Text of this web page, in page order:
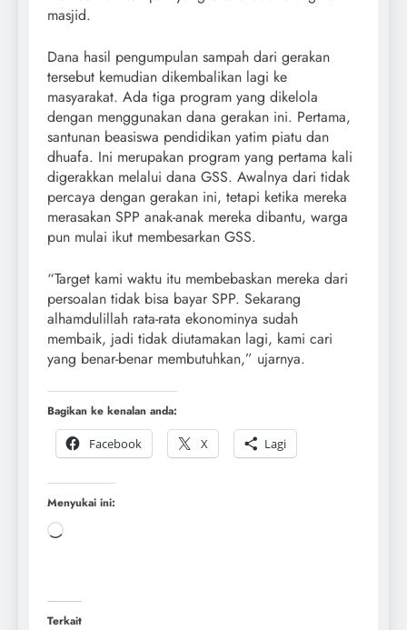
masjid.
Dana hasil pengumpulan sampah dari gerakan
tersebut kemudian dikembalikan lagi ke
masyarakat. Ada tiga program yang dikelola
dengan menggunakan dana gerakan ini. Pertama,
santunan beasiswa pendidikan yatim piatu dan
dhuafa. Ini merupakan program yang pertama kali
digerakkan melalui dana GSS. Awalnya dari tidak
percaya dengan gerakan ini, tetapi ketika mereka
merasakan SPP anak-anak mereka dibantu, warga
pun mulai ikut membesarkan GSS.
“Target kami waktu itu membebaskan mereka dari
persoalan tidak bisa bayar SPP. Sekarang
alhamdulillah rata-rata ekonominya sudah
membaik, jadi tidak diutamakan lagi, kami cari
yang benar-benar membutuhkan,” ujarnya.
Bagikan ke kenalan anda:
Facebook
X Lagi
Menyukai ini:
Terkait